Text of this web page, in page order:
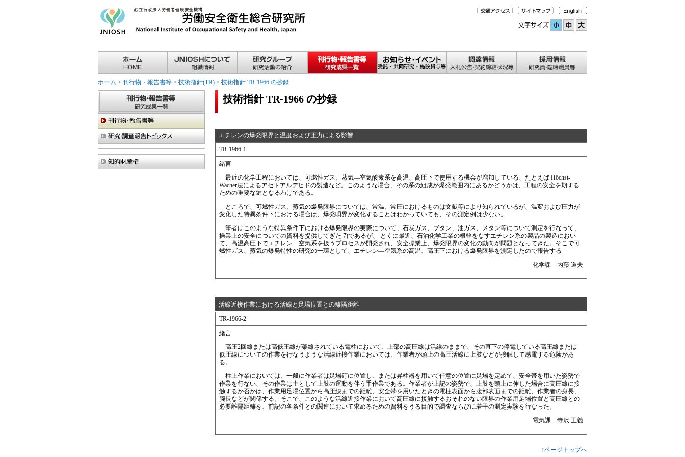
ホーム > 刊行物・報告書等 > 技術指針(TR) > 技術指針 TR-1966 の抄録
技術指針 TR-1966 の抄録
エチレンの爆発限界と温度および圧力による影響
TR-1966-1
緒言
最近の化学工程においては、可燃性ガス、蒸気—空気酸素系を高温、高圧下で使用する機会が増加している、たとえば Höchst-
Wacher法によるアセトアルデヒドの製造など。このような場合、その系の組成が爆発範囲内にあるかどうかは、工程の安全を期する
ための重要な鍵となるわけである。
ところで、可燃性ガス、蒸気の爆発限界については、常温、常圧におけるものは文献等により知られているが、温変および圧力が
変化した特異条件下における場合は、爆発唄界が変化することはわかっていても、その測定例は少ない。
筆者はこのような特異条件下における爆発限界の実際について、石炭ガス、ブタン、油ガス、メタン等について測定を行なって、
操業上の安全についての資料を提供してぎた 7)であるが、 とくに最近、石油化学工業の根幹をなすエチレン系の製品の製造におい
て、高温高圧下でエチレン—空気系を扱うプロセスが開発され、安全操業上、爆発限界の変化の動向が問題となってきた。そこで可
燃性ガス、蒸気の爆発特性の研究の一環として、エチレン—空気系の高温、高圧下における爆発限界を測定したので報告する
化学課 内藤 道夫
活線近接作業における活線と足場位置との離隔距離
TR-1966-2
緒言
高圧2回線または高低圧線が架線されている電柱において、上部の高圧線は活線のままで、その直下の停電している高圧線または
低圧線についての作業を行なうような活線近接作業においては、作業者が頭上の高圧活線に上肢などが接触して感電する危険があ
る。
柱上作業においては、一般に作業者は足場釘に位置し、または昇柱器を用いて任意の位置に足場を定めて、安全帯を用いた姿勢で
作業を行ない、その作業は主として上肢の運動を伴う手作業である。作業者が上記の姿勢で、上肢を頭上に伸した場合に高圧線に接
触するか否かは、作業用足場位置から高圧線までの距離、安全帯を用いたときの電柱表面から腹部表面までの距離、作業者の身長、
腕長などが関係する。そこで、このような活線近接作業において高圧線に接触するおそれのない限界の作業用足場位置と高圧線との
必要離隔距離を、前記の各条件との関連において求めるための資料をうる目的で調査ならびに若干の測定実験を行なった。
電気課 寺沢 正義
↑ページトップへ